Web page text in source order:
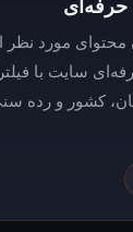
نظر از
فیلتر سال، ژانر،
رده سنی استفاده